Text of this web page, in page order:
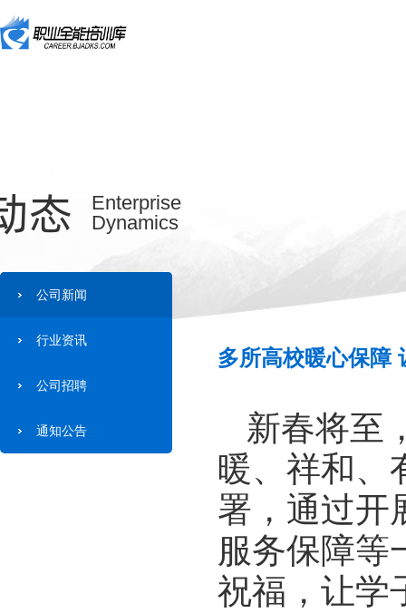
态
Enterprise
Dynamics
公司新闻
行业资讯
公司招聘
通知公告
多所高校暖心保障
新春将至
暖、祥和、
署，通过开
服务保障等
祝福，让学